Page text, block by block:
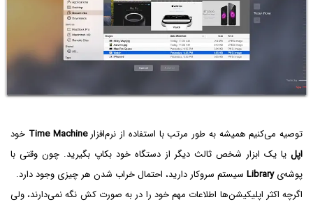
توصیه می‌کنیم همیشه به طور مرتب با استفاده از نرم‌افزارTime Machine خود
اپل یا یک ابزار شخص ثالث دیگر از دستگاه خود بکاپ بگیرید. چون وقتی با
پوشه‌یLibrary سیستم سروکار دارید، احتمال خراب شدن هر چیزی وجود دارد.
اگرچه اکثر اپلیکیشن‌ها اطلاعات مهم خود را در به صورت کش نگه نمی‌دارند، ولی